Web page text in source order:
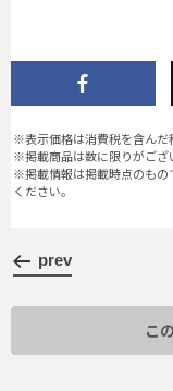
※表示価格は消費税を含んだ
※掲載商品は数に限りがござ
※掲載情報は掲載時点のもの
ください。
prev
こ